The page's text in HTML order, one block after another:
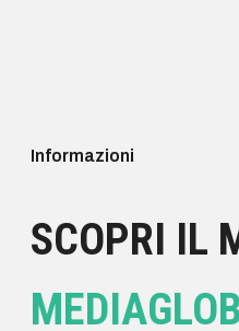
Informazioni
SCOPRI IL